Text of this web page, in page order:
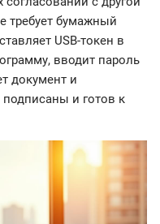
требует бумажный
USB-токен в
вводит пароль
документ и
подписаны и готов к